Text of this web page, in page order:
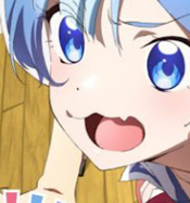
KonoSuba Get 4th
Monster Eater
Skeleton Knight in
Basketball Project